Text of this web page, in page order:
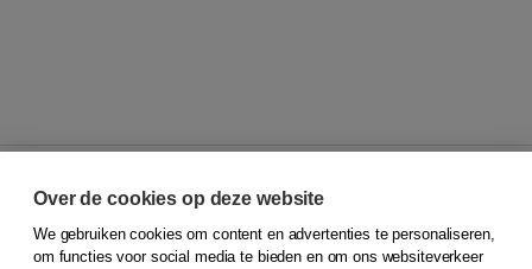
© 2026Koninklijke Boom uitgevers
Over de cookies op deze website
We gebruiken cookies om content en advertenties te personaliseren,
om functies voor social media te bieden en om ons websiteverkeer